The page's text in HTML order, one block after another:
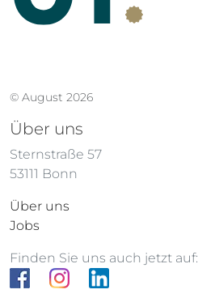
© August 2026
Über uns
Sternstraße 57
53111 Bonn
Über uns
Jobs
Finden Sie uns auch jetzt auf: